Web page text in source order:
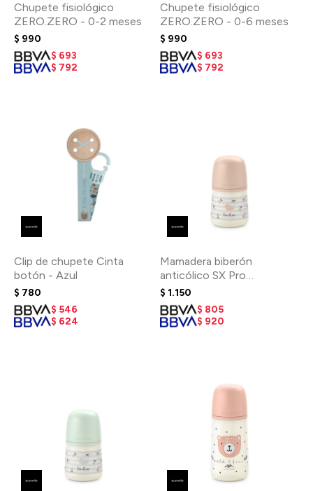
Chupete fisiológico
ZERO.ZERO - 0-2 meses
$ 990
$ 693
$ 792
Chupete fisiológico
ZERO.ZERO - 0-6 meses
$ 990
$ 693
$ 792
Clip de chupete Cinta
botón - Azul
$ 780
$ 546
$ 624
Mamadera biberón
anticólico SX Pro
fisiológico 150 ml 0-3m -
Birdies Rosa
$ 1.150
$ 805
$ 920